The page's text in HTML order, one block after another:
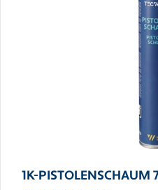
1K-PISTOLENSCHAUM